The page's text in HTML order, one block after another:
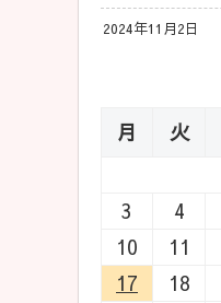
2024年11月2日
月
火
3
4
10
11
17
18